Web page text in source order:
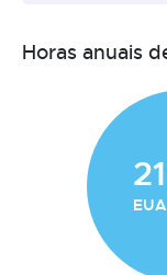
Horas anuais
EUA